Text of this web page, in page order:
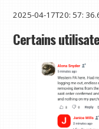
2025-04-17T20: 57:
Certains